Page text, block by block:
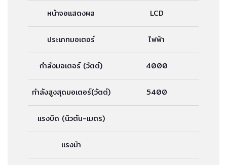
หน้าจอแสดงผล LCD
ประเภทมอเตอร์ ไฟฟ้า
กำลังมอเตอร์ (วัตต์) 4000
กำลังสูงสุดมอเตอร์(วัตต์) 5400
แรงบิด (นิวตัน-เมตร)
แรงม้า